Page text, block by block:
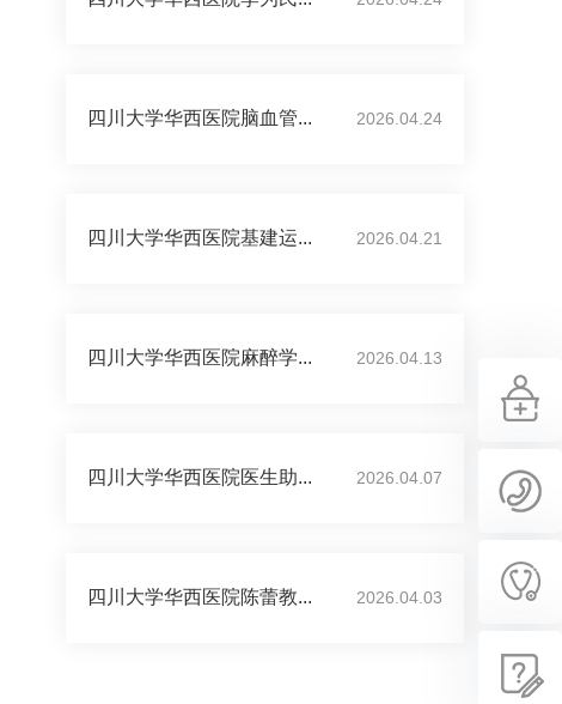
四川大学华西医院脑血管... 2026.04.24
四川大学华西医院基建运... 2026.04.21
四川大学华西医院麻醉学... 2026.04.13
四川大学华西医院医生助... 2026.04.07
四川大学华西医院陈蕾教... 2026.04.03